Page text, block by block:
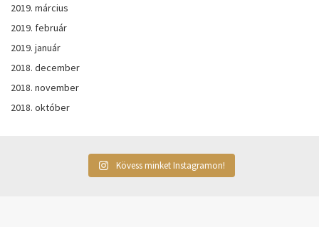
2019. március
2019. február
2019. január
2018. december
2018. november
2018. október
Kövess minket Instagramon!